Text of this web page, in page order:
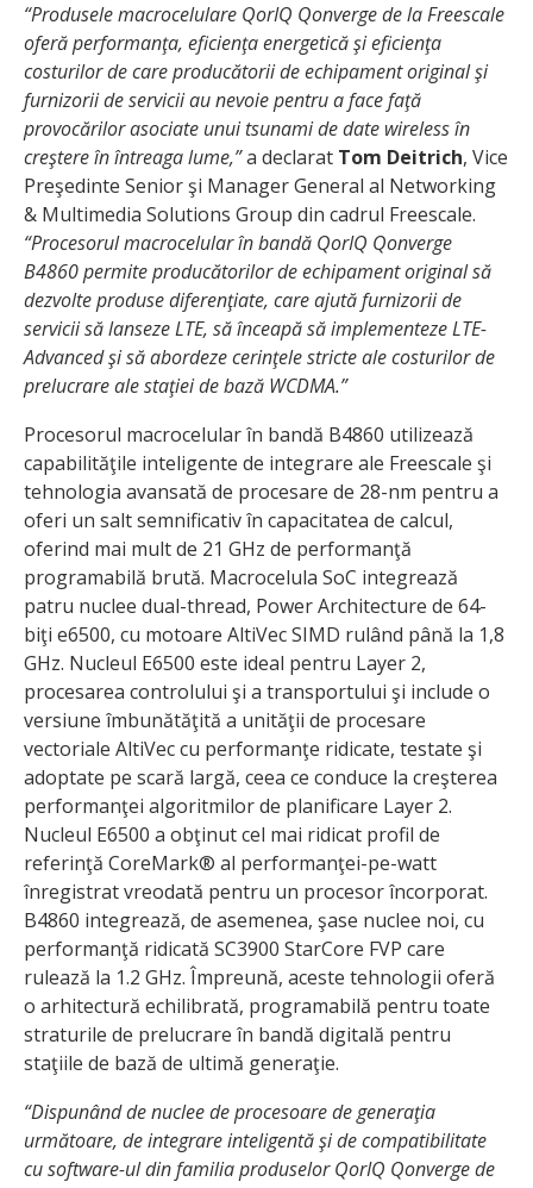
“Produsele macrocelulare QorIQ Qonverge de la Freescale
oferă performanţa, eficienţa energetică şi eficienţa
costurilor de care producătorii de echipament original şi
furnizorii de servicii au nevoie pentru a face faţă
provocărilor asociate unui tsunami de date wireless în
creştere în întreaga lume,”a declarat Tom Deitrich, Vice
Preşedinte Senior şi Manager General al Networking
& Multimedia Solutions Group din cadrul Freescale.
“Procesorul macrocelular în bandă QorIQ Qonverge
B4860 permite producătorilor de echipament original să
dezvolte produse diferenţiate, care ajută furnizorii de
servicii să lanseze LTE, să înceapă să implementeze LTE-
Advanced şi să abordeze cerinţele stricte ale costurilor de
prelucrare ale staţiei de bază WCDMA.”
Procesorul macrocelular în bandă B4860 utilizează
capabilităţile inteligente de integrare ale Freescale şi
tehnologia avansată de procesare de 28-nm pentru a
oferi un salt semnificativ în capacitatea de calcul,
oferind mai mult de 21 GHz de performanţă
programabilă brută. Macrocelula SoC integrează
patru nuclee dual-thread, Power Architecture de 64-
biţi e6500, cu motoare AltiVec SIMD rulând până la 1,8
GHz. Nucleul E6500 este ideal pentru Layer 2,
procesarea controlului şi a transportului şi include o
versiune îmbunătăţită a unităţii de procesare
vectoriale AltiVec cu performanţe ridicate, testate şi
adoptate pe scară largă, ceea ce conduce la creşterea
performanţei algoritmilor de planificare Layer 2.
Nucleul E6500 a obţinut cel mai ridicat profil de
referinţă CoreMark® al performanţei-pe-watt
înregistrat vreodată pentru un procesor încorporat.
B4860 integrează, de asemenea, şase nuclee noi, cu
performanţă ridicată SC3900 StarCore FVP care
rulează la 1.2 GHz. Împreună, aceste tehnologii oferă
o arhitectură echilibrată, programabilă pentru toate
straturile de prelucrare în bandă digitală pentru
staţiile de bază de ultimă generaţie.
“Dispunând de nuclee de procesoare de generaţia
următoare, de integrare inteligentă şi de compatibilitate
cu software-ul din familia produselor QorIQ Qonverge de